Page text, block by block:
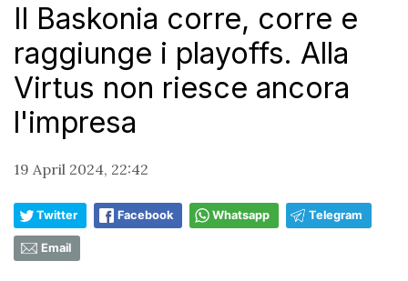
Il Baskonia corre, corre e
raggiunge i playoffs. Alla
Virtus non riesce ancora
l'impresa
19 April 2024, 22:42
Twitter Facebook Whatsapp Telegram
Email